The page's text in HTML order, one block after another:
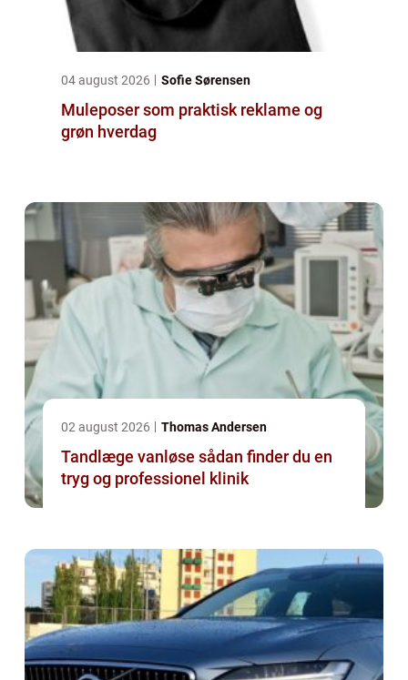
04 august 2026 Sofie Sørensen
Muleposer som praktisk reklame og
grøn hverdag
02 august 2026 Thomas Andersen
Tandlæge vanløse sådan finder du en
tryg og professionel klinik